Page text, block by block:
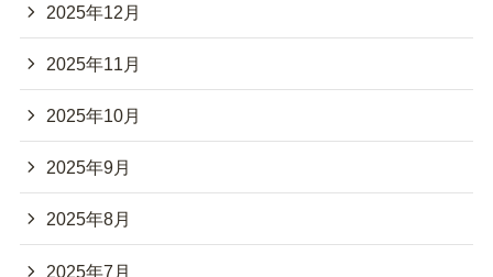
2025年12月
2025年11月
2025年10月
2025年9月
2025年8月
2025年7月